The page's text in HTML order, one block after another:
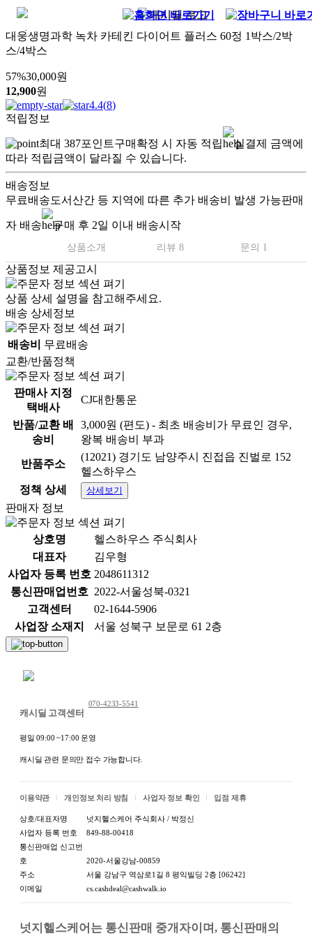
대웅생명과학 녹차 카테킨 다이어트 플러스 60정 1박스/2박
스/4박스
57%30,000원
12,900원
4.4(8)
적립정보
최대 387포인트구매확정 시 자동 적립
실결제 금액에
따라 적립금액이 달라질 수 있습니다.
배송정보
무료배송도서산간 등 지역에 따른 추가 배송비 발생 가능판매
자 배송 구매 후 2일 이내 배송시작
상품소개 리뷰 8 문의 1
상품정보 제공고시
상품 상세 설명을 참고해주세요.
배송 상세정보
배송비
무료배송
교환/반품정책
판매사 지정
택배사
CJ대한통운
반품/교환 배
송비
3,000원 (편도) - 최초 배송비가 무료인 경우,
왕복 배송비 부과
반품주소
(12021) 경기도 남양주시 진접읍 진벌로 152
헬스하우스
정책 상세
상세보기
판매자 정보
상호명
헬스하우스 주식회사
대표자
김우형
사업자 등록 번호 2048611312
통신판매업번호 2022-서울성북-0321
고객센터
02-1644-5906
사업장 소재지
서울 성북구 보문로 61 2층
캐시딜 고객센터
070-4233-5541
평일 09:00 ~17:00 운영
캐시딜 관련 문의만 접수 가능합니다.
이용약관 개인정보 처리 방침 사업자 정보 확인 입점 제휴
상호/대표자명
넛지헬스케어 주식회사 / 박정신
사업자 등록 번호
849-88-00418
통신판매업 신고번
호
2020-서울강남-00859
주소
서울 강남구 역삼로1길 8 평익빌딩 2층 [06242]
이메일
cs.cashdeal@cashwalk.io
넛지헬스케어는 통신판매 중개자이며, 통신판매의